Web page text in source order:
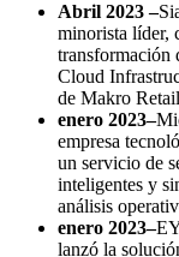
Abril 2023 –
minorista líder,
transformación
Cloud
de Makro
enero 2023–
empresa
un servicio de
inteligentes y
análisis
enero 2023–
lanzó la